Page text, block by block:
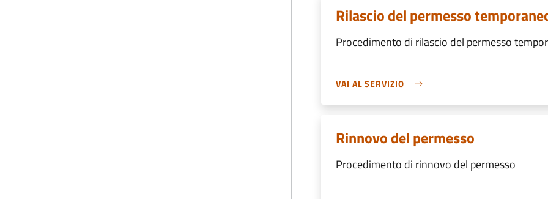
Rilascio del permesso
Procedimento di rilascio del permesso
VAI AL SERVIZIO
Rinnovo del permesso
Procedimento di rinnovo del permesso